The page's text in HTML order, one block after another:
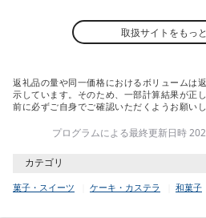
取扱サイトをもっ
返礼品の量や同一価格におけるボリュームは
示しています。そのため、一部計算結果が正
前に必ずご自身でご確認いただくようお願いし
プログラムによる最終更新日時
カテゴリ
菓子・スイーツ ケーキ・カステラ 和菓子